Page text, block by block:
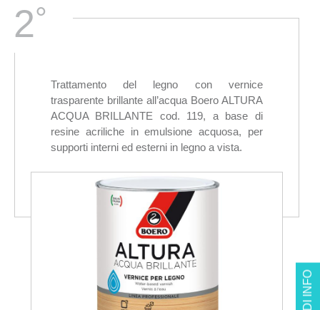
2°
Trattamento del legno con vernice
trasparente brillante all’acqua Boero ALTURA
ACQUA BRILLANTE cod. 119, a base di
resine acriliche in emulsione acquosa, per
supporti interni ed esterni in legno a vista.